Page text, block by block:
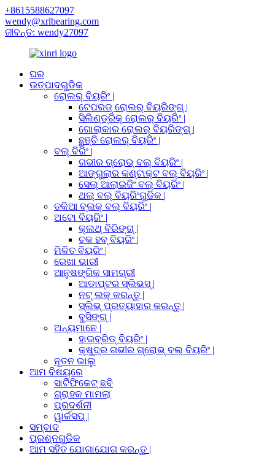
+8615588627097
wendy@xrlbearing.com
ଜୀବନ୍ତ: wendy27097
ଘର
ଉତ୍ପାଦଗୁଡିକ
ରୋଲର୍ ବିୟରିଂ |
ଟେପରଡ୍ ରୋଲର୍ ବିୟରିଙ୍ଗ୍ |
ସିଲିଣ୍ଡ୍ରିକ୍ ରୋଲର୍ ବିୟରିଂ |
ଗୋଲାକାର ରୋଲର୍ ବିୟରିଙ୍ଗ୍ |
ଛୁଞ୍ଚି ରୋଲର୍ ବିୟରିଂ |
ବଲ୍ ବିରିଂ |
ଗଭୀର ଗ୍ରୋଭ୍ ବଲ୍ ବିୟରିଂ |
ଆଙ୍ଗୁଲାର କଣ୍ଟାକ୍ଟ ବଲ୍ ବିୟରିଂ |
ସେଲ୍ ଆଲାଇଜିଂ ବଲ୍ ବିୟରିଂ |
ଥଲ୍ ବଲ୍ ବିୟରିଂଗୁଡିକ |
ତକିଆ ବ୍ଲକ୍ ବଲ୍ ବିୟରିଂ |
ଅଟୋ ବିୟରିଂ |
କ୍ଲଥ୍ ବିରିଙ୍ଗ୍ |
ଚକ ହବ୍ ବିୟରିଂ |
ମିଳିତ ବିୟରିଂ |
ରେଖା ଭାରୀ
ଆନୁଷଙ୍ଗିକ ସାମଗ୍ରୀ
ଆଡାପ୍ଟର ସ୍ଲିଭସ୍ |
ନଟ୍ ଲକ୍ କରନ୍ତୁ |
ସ୍ଲିଭ୍ ପ୍ରତ୍ୟାହାର କରନ୍ତୁ |
ବୁସିଙ୍ଗ୍ |
ଅନ୍ୟମାନେ |
ହାଇବ୍ରିଡ୍ ବିୟରିଂ |
କ୍ଷୁଦ୍ର ଗଭୀର ଗ୍ରୋଭ୍ ବଲ୍ ବିୟରିଂ |
ନୂତନ ଭାଲୁ
ଆମ ବିଷୟରେ
ସାର୍ଟିଫିକେଟ୍ ଛବି
ଗ୍ରାହକ ମାମଲା
ପ୍ରଦର୍ଶନୀ
ୱାର୍କସପ୍ |
ସମ୍ବାଦ
ପ୍ରଶ୍ନଗୁଡିକ
ଆମ ସହିତ ଯୋଗାଯୋଗ କରନ୍ତୁ |